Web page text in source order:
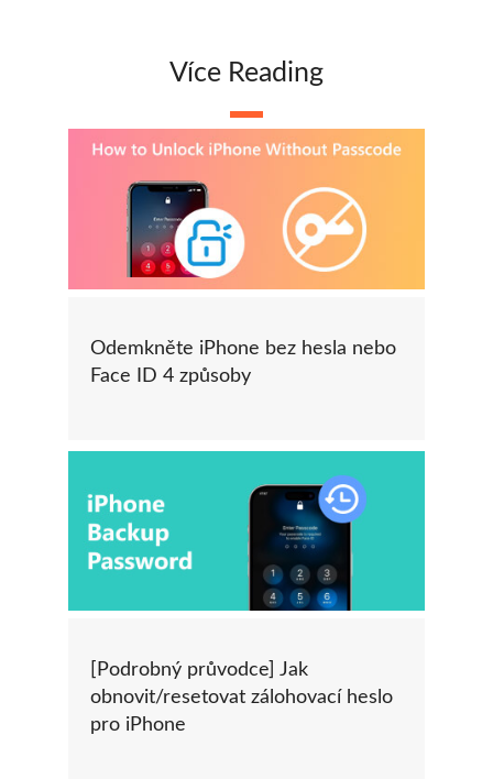
Více Reading
Odemkněte iPhone bez hesla nebo
Face ID 4 způsoby
[Podrobný průvodce] Jak
obnovit/resetovat zálohovací heslo
pro iPhone